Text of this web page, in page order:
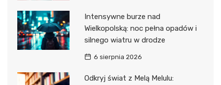
Intensywne burze nad
Wielkopolską: noc pełna opadów i
silnego wiatru w drodze
6 sierpnia 2026
Odkryj świat z Melą Melulu: